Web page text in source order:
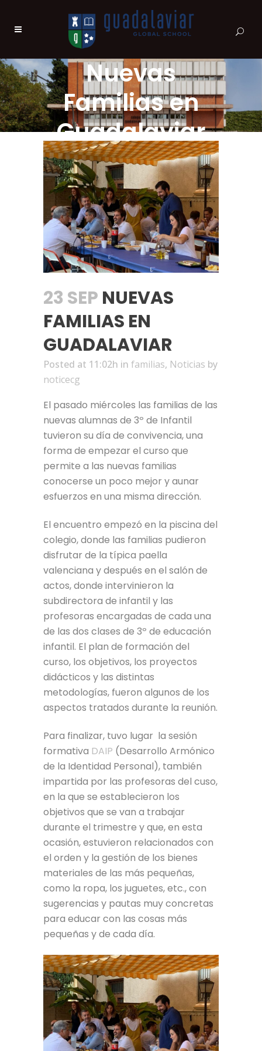
Nuevas
Familias en
Guadalaviar
23 SEP NUEVAS
FAMILIAS EN
GUADALAVIAR
Posted at 11:02h in familias, Noticias by
noticecg
El pasado miércoles las familias de las
nuevas alumnas de 3º de Infantil
tuvieron su día de convivencia, una
forma de empezar el curso que
permite a las nuevas familias
conocerse un poco mejor y aunar
esfuerzos en una misma dirección.
El encuentro empezó en la piscina del
colegio, donde las familias pudieron
disfrutar de la típica paella
valenciana y después en el salón de
actos, donde intervinieron la
subdirectora de infantil y las
profesoras encargadas de cada una
de las dos clases de 3º de educación
infantil. El plan de formación del
curso, los objetivos, los proyectos
didácticos y las distintas
metodologías, fueron algunos de los
aspectos tratados durante la reunión.
Para finalizar, tuvo lugar la sesión
formativa DAIP (Desarrollo Armónico
de la Identidad Personal), también
impartida por las profesoras del cuso,
en la que se establecieron los
objetivos que se van a trabajar
durante el trimestre y que, en esta
ocasión, estuvieron relacionados con
el orden y la gestión de los bienes
materiales de las más pequeñas,
como la ropa, los juguetes, etc., con
sugerencias y pautas muy concretas
para educar con las cosas más
pequeñas y de cada día.